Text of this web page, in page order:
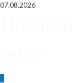
Skip
07.08.2026